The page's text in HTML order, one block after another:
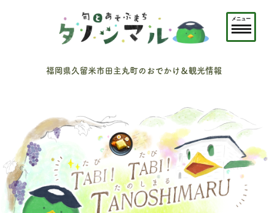
福岡県久留米市田主丸町のおでかけ＆観光情報
メニュー